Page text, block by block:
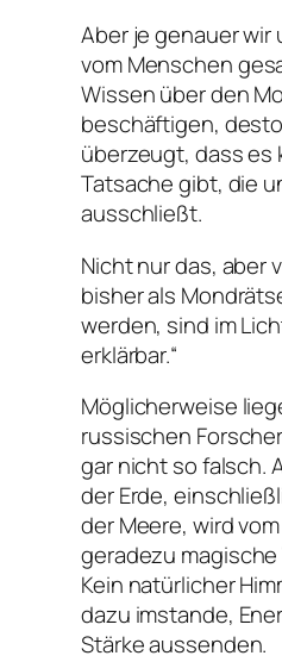
Aber je genauer wir
vom Menschen
Wissen über den
beschäftigen,
überzeugt, dass es
Tatsache gibt, die
ausschließt.
Nicht nur das, aber
bisher als
werden, sind im
erklärbar.“
Möglicherweise
russischen
gar nicht so falsch.
der Erde,
der Meere, wird
geradezu
Kein natürlicher
dazu imstande,
Stärke aussenden.